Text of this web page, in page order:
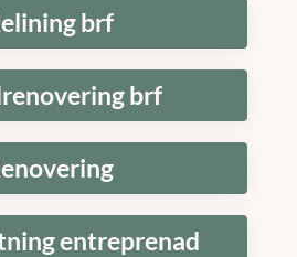
brf
brf
entreprenad